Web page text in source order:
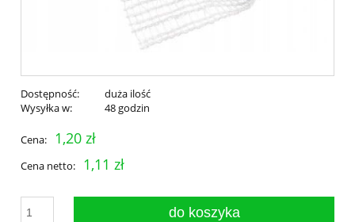
Dostępność:
duża ilość
Wysyłka w:
48 godzin
Cena: 1,20 zł
Cena netto: 1,11 zł
do koszyka